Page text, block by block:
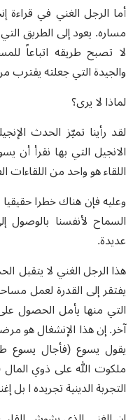
أما الرجل الغني في قراءة
مساره. يعود إلى الطريق
لا تصبح طريقه اتباعاً
والجيدة التي جعلته يقترب
لماذا لا يرى؟
لقد رأينا تميّز الحدث
الانجيل التي بها نقرأ أن
اللقاء هو واحد من اللقاءات
وعليه فإن هناك خطرا
السماح لأنفسنا
عديدة.
هذا الرجل الغني لا يتقبل
يفتقر إلى القدرة لعمل
التي منها يأمل الحصول
آخر. إن هذا الإنشغال هو
يقول يسوع (فأجال يسوع
التجربة الدينية تجريده ا بل